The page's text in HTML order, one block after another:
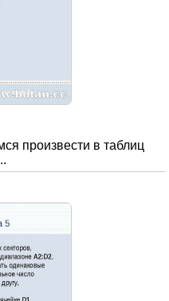
произвести в таблиц